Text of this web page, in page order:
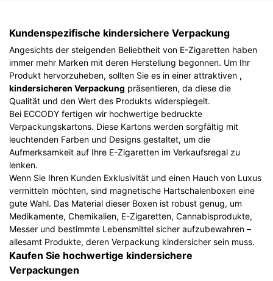
Kundenspezifische kindersichere Verpackung
Angesichts der steigenden Beliebtheit von E-Zigaretten haben
immer mehr Marken mit deren Herstellung begonnen. Um Ihr
Produkt hervorzuheben, sollten Sie es in einer attraktiven ,
kindersicheren Verpackung präsentieren, da diese die
Qualität und den Wert des Produkts widerspiegelt.
Bei ECCODY fertigen wir hochwertige bedruckte
Verpackungskartons. Diese Kartons werden sorgfältig mit
leuchtenden Farben und Designs gestaltet, um die
Aufmerksamkeit auf Ihre E-Zigaretten im Verkaufsregal zu
lenken.
Wenn Sie Ihren Kunden Exklusivität und einen Hauch von Luxus
vermitteln möchten, sind magnetische Hartschalenboxen eine
gute Wahl. Das Material dieser Boxen ist robust genug, um
Medikamente, Chemikalien, E-Zigaretten, Cannabisprodukte,
Messer und bestimmte Lebensmittel sicher aufzubewahren –
allesamt Produkte, deren Verpackung kindersicher sein muss.
Kaufen Sie hochwertige kindersichere
Verpackungen